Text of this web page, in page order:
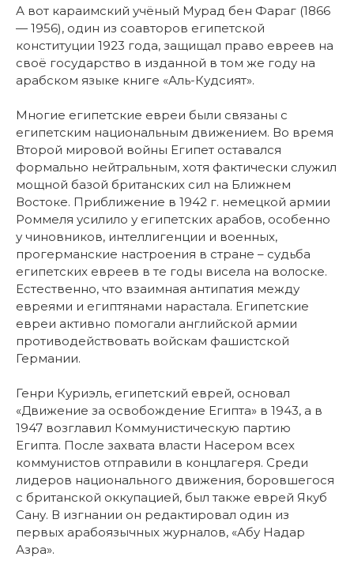
А вот караимский учёный Мурад бен Фараг (1866
— 1956), один из соавторов египетской
конституции 1923 года, защищал право евреев на
своё государство в изданной в том же году на
арабском языке книге «Аль-Кудсият».
Многие египетские евреи были связаны с
египетским национальным движением. Во время
Второй мировой войны Египет оставался
формально нейтральным, хотя фактически служил
мощной базой британских сил на Ближнем
Востоке. Приближение в 1942 г. немецкой армии
Роммеля усилило у египетских арабов, особенно
у чиновников, интеллигенции и военных,
прогерманские настроения в стране – судьба
египетских евреев в те годы висела на волоске.
Естественно, что взаимная антипатия между
евреями и египтянами нарастала. Египетские
евреи активно помогали английской армии
противодействовать войскам фашистской
Германии.
Генри Куриэль, египетский еврей, основал
«Движение за освобождение Египта» в 1943, а в
1947 возглавил Коммунистическую партию
Египта. После захвата власти Насером всех
коммунистов отправили в концлагеря. Среди
лидеров национального движения, боровшегося
с британской оккупацией, был также еврей Якуб
Сану. В изгнании он редактировал один из
первых арабоязычных журналов, «Абу Надар
Азра».